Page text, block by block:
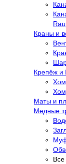
Краны и
Крепёж и
Маты и
Медные
Все